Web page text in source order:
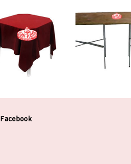
Facebook